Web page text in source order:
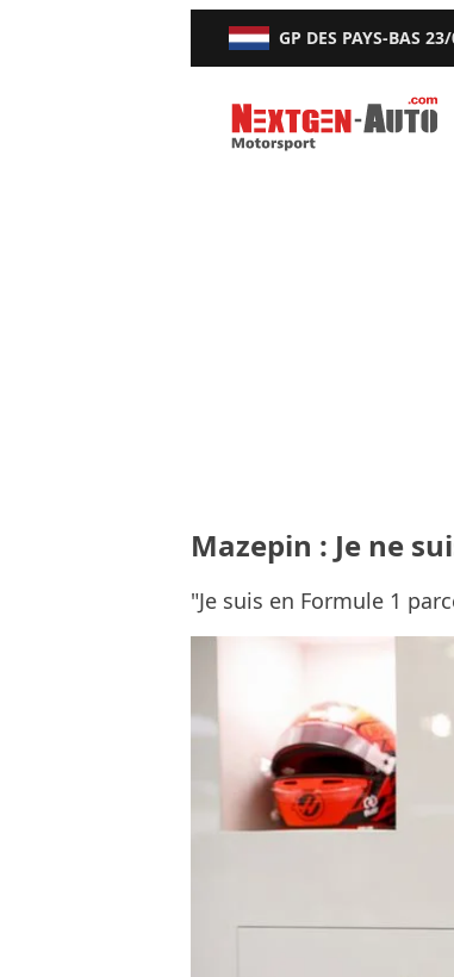
GP DES PAYS-BAS
Nextgen-Auto.com
Mazepin : Je ne
"Je suis en Formule 1